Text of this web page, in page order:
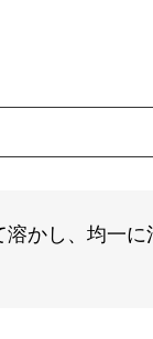
かし、均一に